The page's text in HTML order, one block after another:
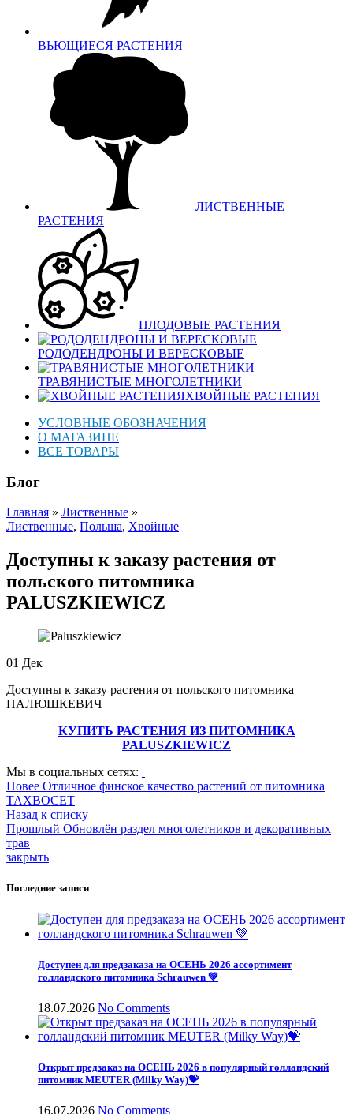
ВЬЮЩИЕСЯ РАСТЕНИЯ
ЛИСТВЕННЫЕ
РАСТЕНИЯ
ПЛОДОВЫЕ РАСТЕНИЯ
РОДОДЕНДРОНЫ И ВЕРЕСКОВЫЕ
ТРАВЯНИСТЫЕ МНОГОЛЕТНИКИ
ХВОЙНЫЕ РАСТЕНИЯ
УСЛОВНЫЕ ОБОЗНАЧЕНИЯ
О МАГАЗИНЕ
ВСЕ ТОВАРЫ
Блог
Главная » Лиственные »
Лиственные, Польша, Хвойные
Доступны к заказу растения от
польского питомника
PALUSZKIEWICZ
01 Дек
Доступны к заказу растения от польского питомника
ПАЛЮШКЕВИЧ
КУПИТЬ РАСТЕНИЯ ИЗ ПИТОМНИКА
PALUSZKIEWICZ
Мы в социальных сетях:
Новее Отличное финское качество растений от питомника
ТАХВОСЕТ
Назад к списку
Прошлый Обновлён раздел многолетников и декоративных
трав
закрыть
Последние записи
Доступен для предзаказа на ОСЕНЬ 2026 ассортимент
голландского питомника Schrauwen 💚
18.07.2026 No Comments
Открыт предзаказ на ОСЕНЬ 2026 в популярный голландский
питомник MEUTER (Milky Way)💝
16.07.2026 No Comments